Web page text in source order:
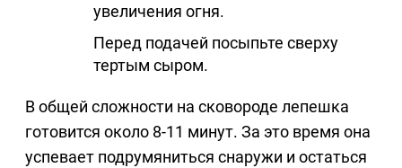
увеличения огня.
Перед подачей посыпьте сверху
тертым сыром.
В общей сложности на сковороде лепешка
готовится около 8-11 минут. За это время она
успевает подрумяниться снаружи и остаться